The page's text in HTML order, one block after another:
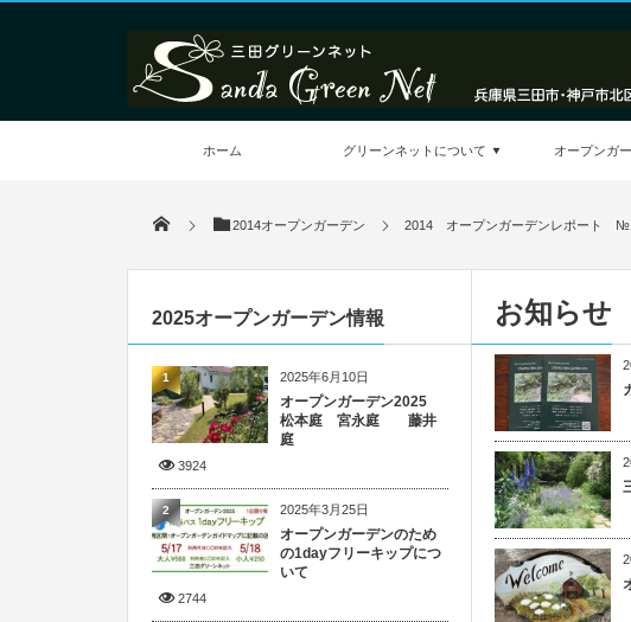
ホーム グリーンネットについて オープンガ
2014オープンガーデン 2014 オープンガーデンレポート
お知らせ
2025オープンガーデン情報
2025年6月10日
オープンガーデン2025
松本庭 宮永庭 藤井
庭
3924
1
2025年3月25日
オープンガーデンのため
の1dayフリーキップにつ
いて
2744
2